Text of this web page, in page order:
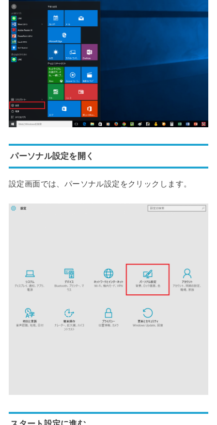
パーソナル設定を開く
設定画面では、パーソナル設定をクリックします。